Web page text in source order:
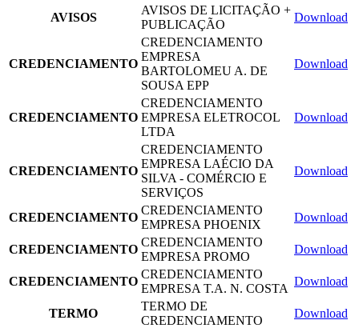
AVISOS
AVISOS DE LICITAÇÃO +
PUBLICAÇÃO
Download
CREDENCIAMENTO
CREDENCIAMENTO
EMPRESA
BARTOLOMEU A. DE
SOUSA EPP
Download
CREDENCIAMENTO
CREDENCIAMENTO
EMPRESA ELETROCOL
LTDA
Download
CREDENCIAMENTO
CREDENCIAMENTO
EMPRESA LAÉCIO DA
SILVA - COMÉRCIO E
SERVIÇOS
Download
CREDENCIAMENTO
CREDENCIAMENTO
EMPRESA PHOENIX
Download
CREDENCIAMENTO
CREDENCIAMENTO
EMPRESA PROMO
Download
CREDENCIAMENTO
CREDENCIAMENTO
EMPRESA T.A. N. COSTA
Download
TERMO
TERMO DE
CREDENCIAMENTO
Download